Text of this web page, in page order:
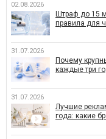
02.08.2026
Штраф до 15
правила для
31.07.2026
Почему
каждые три
31.07.2026
Лучшие
года: какие